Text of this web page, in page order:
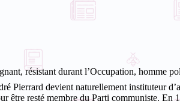
résistant durant l’Occupation, homme
Pierrard devient naturellement instituteur
être resté membre du Parti communiste.